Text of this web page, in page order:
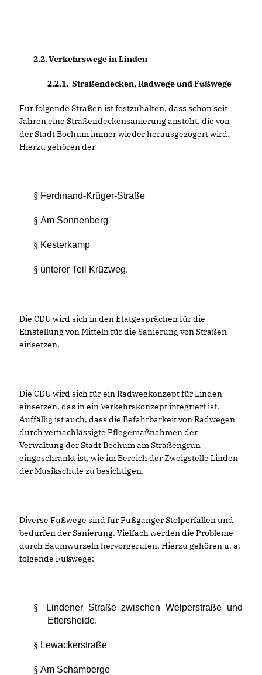
2.2.Verkehrswege in Linden
2.2.1. Straßendecken, Radwege und Fußwege
Für folgende Straßen ist festzuhalten, dass schon seit
Jahren eine Straßendeckensanierung ansteht, die von
der Stadt Bochum immer wieder herausgezögert wird.
Hierzu gehören der
§ Ferdinand-Krüger-Straße
§ Am Sonnenberg
§ Kesterkamp
§ unterer Teil Krüzweg.
Die CDU wird sich in den Etatgesprächen für die
Einstellung von Mitteln für die Sanierung von Straßen
einsetzen.
Die CDU wird sich für ein Radwegkonzept für Linden
einsetzen, das in ein Verkehrskonzept integriert ist.
Auffällig ist auch, dass die Befahrbarkeit von Radwegen
durch vernachlässigte Pflegemaßnahmen der
Verwaltung der Stadt Bochum am Straßengrün
eingeschränkt ist, wie im Bereich der Zweigstelle Linden
der Musikschule zu besichtigen.
Diverse Fußwege sind für Fußgänger Stolperfallen und
bedürfen der Sanierung. Vielfach werden die Probleme
durch Baumwurzeln hervorgerufen. Hierzu gehören u. a.
folgende Fußwege:
§
Lindener Straße zwischen Welperstraße und
Ettersheide.
§ Lewackerstraße
§ Am Schamberge